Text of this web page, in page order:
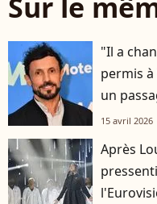
"Il a
permis
un
15 avril 2026
Après